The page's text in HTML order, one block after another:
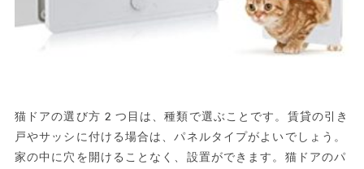
猫ドアの選び方2つ目は、種類で選ぶことです。賃貸の引き
戸やサッシに付ける場合は、パネルタイプがよいでしょう。
家の中に穴を開けることなく、設置ができます。猫ドアのパ